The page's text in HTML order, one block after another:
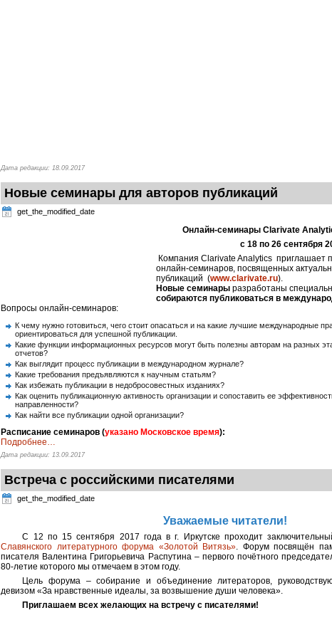
Дата редакции: 18.09.2017
Новые семинары для авторов публикаций
get_the_modified_date
Онлайн-семинары Clarivate
с 18 по 26 сентября
Компания Clarivate Analytics приглашает
онлайн-семинаров, посвященных
публикаций (www.clarivate.ru).
Новые семинары разработаны
собираются публиковаться в
Вопросы онлайн-семинаров:
К чему нужно готовиться, чего стоит опасаться и на какие лучшие международные
ориентироваться для успешной публикации.
Какие функции информационных ресурсов могут быть полезны авторам на разных
отчетов?
Как выглядит процесс публикации в международном журнале?
Какие требования предъявляются к научным статьям?
Как избежать публикации в недобросовестных изданиях?
Как оценить публикационную активность организации и сопоставить ее
направленности?
Как найти все публикации одной организации?
Расписание семинаров (указано Московское время):
Подробнее…
Дата редакции: 13.09.2017
Встреча с российскими писателями
get_the_modified_date
Уважаемые читатели!
С 12 по 15 сентября 2017 года в г. Иркутске проходит
Славянского литературного форума «Золотой Витязь». Форум посвящён
писателя Валентина Григорьевича Распутина – первого почётного
80-летие которого мы отмечаем в этом году.
Цель форума – собирание и объединение литераторов,
девизом «За нравственные идеалы, за возвышение души человека».
Приглашаем всех желающих на встречу с писателями!